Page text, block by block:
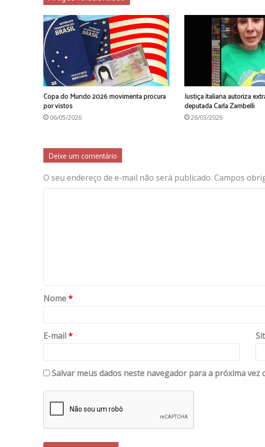
Copa do Mundo 2026 movimenta procura
por vistos
06/05/2026
Justiça italiana autoriza
deputada Carla Zambelli
26/03/2026
Deixe um comentário
O seu endereço de e-mail não será publicado. Campos
Nome*
E-mail*
Salvar meus dados neste navegador para a próxima vez